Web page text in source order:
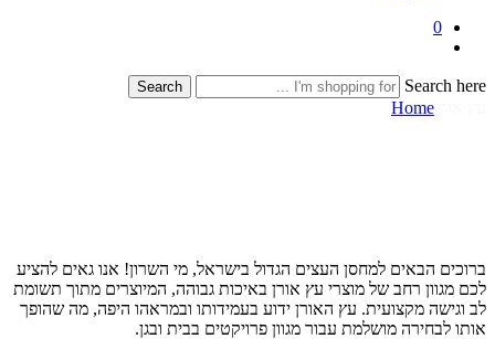
0
Search here
Search
Home
ברוכים הבאים למחסן העצים הגדול בישראל, מי השרון! אנו גאים להציע
לכם מגוון רחב של מוצרי עץ אורן באיכות גבוהה, המיוצרים מתוך תשומת
לב וגישה מקצועית. עץ האורן ידוע בעמידותו ובמראהו היפה, מה שהופך
אותו לבחירה מושלמת עבור מגוון פרויקטים בבית ובגן.